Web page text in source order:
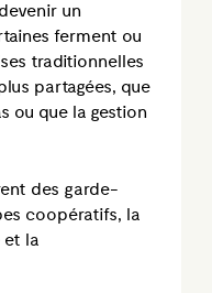
un
ferment ou
traditionnelles
partagées, que
ou que la gestion
des garde-
coopératifs, la
et la